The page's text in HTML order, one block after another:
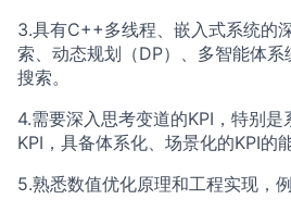
3.具有C++多线程、嵌入式系统的
索、动态规划（DP）、多智能体
搜索。
4.需要深入思考变道的KPI，特别是
KPI，具备体系化、场景化的KPI的能
5.熟悉数值优化原理和工程实现，